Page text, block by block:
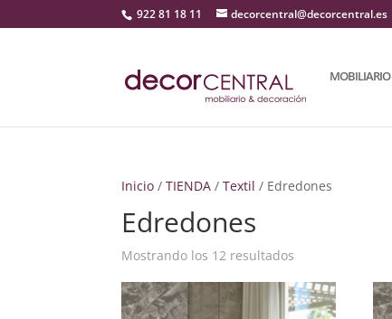
922 81 18 11 decorcentral@decorcentral.es
MOBILIARIO
Inicio /TIENDA /Textil / Edredones
Edredones
Mostrando los 12 resultados